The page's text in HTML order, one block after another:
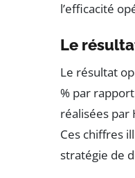
l’efficacité
Le
Le résultat
% par
réalisées par
Ces chiffres
stratégie de